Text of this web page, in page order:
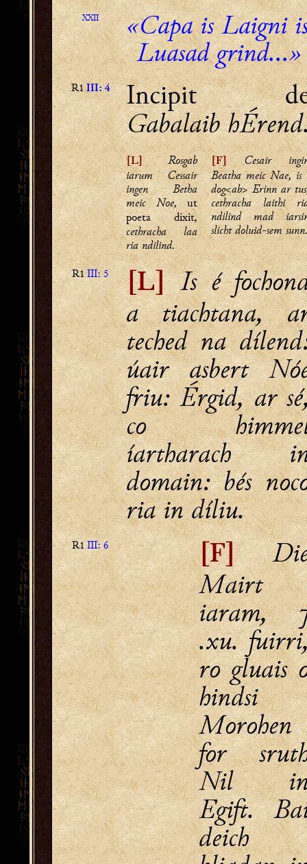
XXII
«Capa is Laigni
Luasad grind...»
R1III: 4
Incipit
Gabalaib
[L]Rosgab
iarum Cessair
ingen Betha
meic Noe,ut
poeta dixit,
cethracha laa
ria ndilind.
[F]Cesair
Beatha meic Nae, is
dog<ab> Erinn ar
cethracha laithi
ndilind mad
slicht doluid-sem sunn.
R1III: 5 [L] Is é
a tiachtana,
teched na
úair asbert
friu: Érgid, ar
co
íartharach
domain: bés
ria in díliu.
R1III: 6 [F]
Mairt
iaram,
.xu.
ro gluais
hindsi
Morohen
for
Nil
Egift.
deich